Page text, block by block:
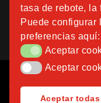
tasa de rebote, la
Puede configurar
preferencias aquí:
Aceptar cookies
Aceptar
Aceptar cookies
Aceptar
Aceptar todas
Copyright © 2026
reservados.